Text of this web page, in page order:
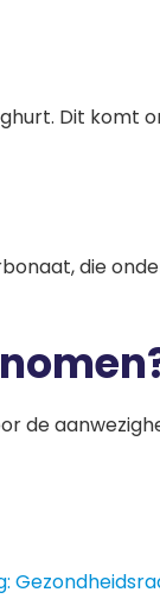
Dit komt
die
de